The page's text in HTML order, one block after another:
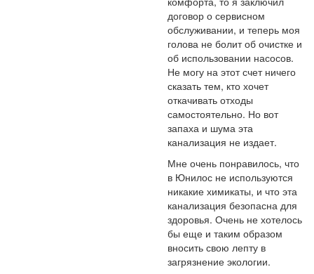
договор о сервисном
обслуживании, и теперь моя
голова не болит об очистке и
об использовании насосов.
Не могу на этот счет ничего
сказать тем, кто хочет
откачивать отходы
самостоятельно. Но вот
запаха и шума эта
канализация не издает.
Мне очень понравилось, что
в Юнилос не используются
никакие химикаты, и что эта
канализация безопасна для
здоровья. Очень не хотелось
бы еще и таким образом
вносить свою лепту в
загрязнение экологии.